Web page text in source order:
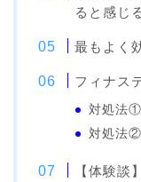
ると感じ
最もよく
フィナス
対処法①
対処法②
【体験談